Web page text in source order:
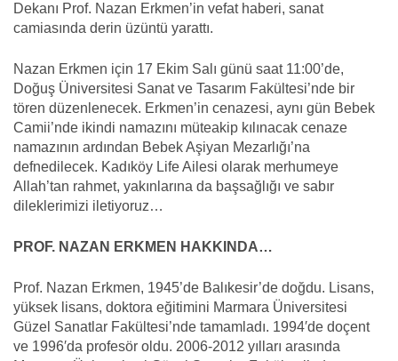
Dekanı Prof. Nazan Erkmen’in vefat haberi, sanat
camiasında derin üzüntü yarattı.
Nazan Erkmen için 17 Ekim Salı günü saat 11:00’de,
Doğuş Üniversitesi Sanat ve Tasarım Fakültesi’nde bir
tören düzenlenecek. Erkmen’in cenazesi, aynı gün Bebek
Camii’nde ikindi namazını müteakip kılınacak cenaze
namazının ardından Bebek Aşiyan Mezarlığı’na
defnedilecek. Kadıköy Life Ailesi olarak merhumeye
Allah’tan rahmet, yakınlarına da başsağlığı ve sabır
dileklerimizi iletiyoruz…
PROF. NAZAN ERKMEN HAKKINDA…
Prof. Nazan Erkmen, 1945’de Balıkesir’de doğdu. Lisans,
yüksek lisans, doktora eğitimini Marmara Üniversitesi
Güzel Sanatlar Fakültesi’nde tamamladı. 1994′de doçent
ve 1996′da profesör oldu. 2006-2012 yılları arasında